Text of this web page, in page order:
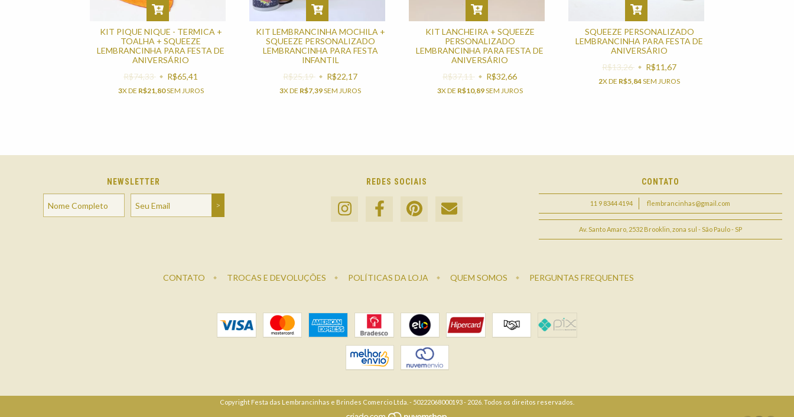
KIT PIQUE NIQUE - TERMICA +
TOALHA + SQUEEZE
LEMBRANCINHA PARA FESTA DE
ANIVERSÁRIO
R$74,33
R$65,41
3X DE R$21,80SEM JUROS
KIT LEMBRANCINHA MOCHILA +
SQUEEZE PERSONALIZADO
LEMBRANCINHA PARA FESTA
INFANTIL
R$25,19
R$22,17
3X DE R$7,39SEM JUROS
KIT LANCHEIRA + SQUEEZE
PERSONALIZADO
LEMBRANCINHA PARA FESTA DE
ANIVERSÁRIO
R$37,11
R$32,66
3X DE R$10,89SEM JUROS
SQUEEZE PERSONALIZADO
LEMBRANCINHA PARA FESTA DE
ANIVERSÁRIO
R$13,26
R$11,67
2X DE R$5,84SEM JUROS
NEWSLETTER REDES SOCIAIS CONTATO
11 9 8344 4194 flembrancinhas@gmail.com
Av. Santo Amaro, 2532 Brooklin, zona sul - São Paulo - SP
CONTATO TROCAS E DEVOLUÇÕES POLÍTICAS DA LOJA QUEM SOMOS PERGUNTAS FREQUENTES
Copyright Festa das Lembrancinhas e Brindes Comercio Ltda. - 50222068000193 - 2026. Todos os direitos reservados.